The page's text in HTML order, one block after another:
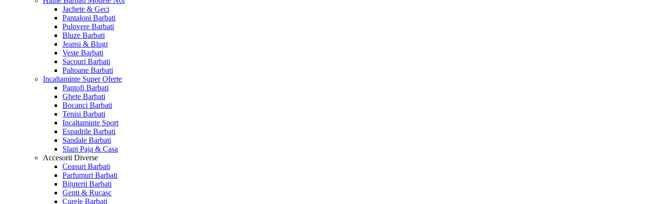
Jachete & Geci
Pantaloni Barbati
Pulovere Barbati
Bluze Barbati
Jeansi & Blugi
Veste Barbati
Sacouri Barbati
Paltoane Barbati
Incaltaminte Super Oferte
Pantofi Barbati
Ghete Barbati
Bocanci Barbati
Tenisi Barbati
Incaltaminte Sport
Espadrile Barbati
Sandale Barbati
Slapi Paja & Casa
Accesorii Diverse
Ceasuri Barbati
Parfumuri Barbati
Bijuterii Barbati
Genti & Rucasc
Curele Barbati